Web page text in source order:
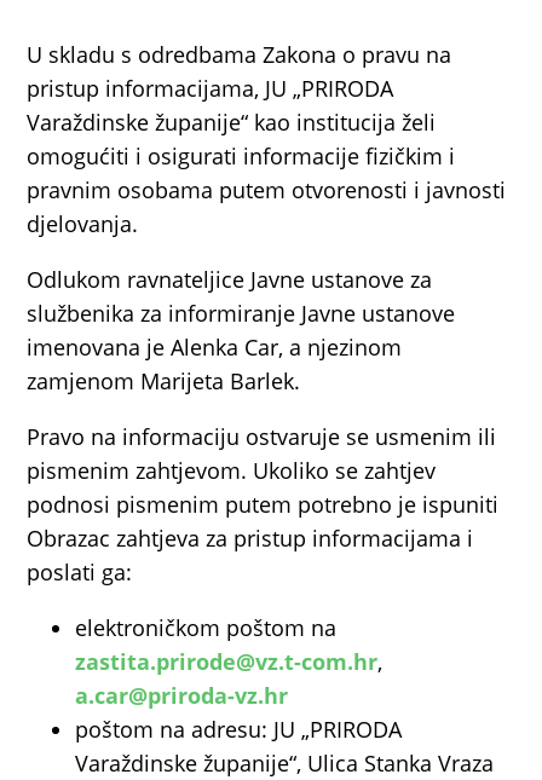
U skladu s odredbama Zakona o pravu na
pristup informacijama, JU „PRIRODA
Varaždinske županije“ kao institucija želi
omogućiti i osigurati informacije fizičkim i
pravnim osobama putem otvorenosti i javnosti
djelovanja.
Odlukom ravnateljice Javne ustanove za
službenika za informiranje Javne ustanove
imenovana je Alenka Car, a njezinom
zamjenom Marijeta Barlek.
Pravo na informaciju ostvaruje se usmenim ili
pismenim zahtjevom. Ukoliko se zahtjev
podnosi pismenim putem potrebno je ispuniti
Obrazac zahtjeva za pristup informacijama i
poslati ga:
elektroničkom poštom na
zastita.prirode@vz.t-com.hr,
a.car@priroda-vz.hr
poštom na adresu: JU „PRIRODA
Varaždinske županije“, Ulica Stanka Vraza